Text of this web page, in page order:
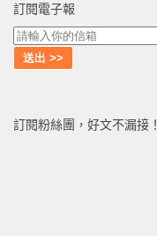
訂閱電子報
訂閱粉絲團，好文不漏接！